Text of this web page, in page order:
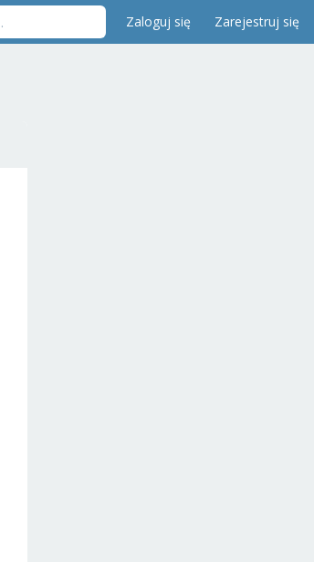
Zaloguj się Zarejestruj się